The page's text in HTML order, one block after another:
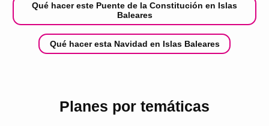
Qué hacer este Puente de la Constitución en Islas
Baleares
Qué hacer esta Navidad en Islas Baleares
Planes por temáticas